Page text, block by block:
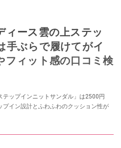
ィース雲の上ステッ
手ぶらで履けてがイ
フィット感の口コミ検
テップインニットサンダル」は2500円
プイン設計とふわふわのクッション性が